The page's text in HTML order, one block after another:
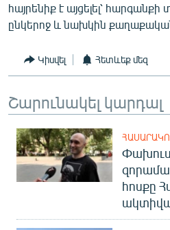
ՀԵՏԵՎԵՔ ՄԵԶ
«Ազատության» բոլոր կայքերը
հայրենիք է այցելել՝ հարգանքի
ընկերոջ և նախկին
Կիսվել Հետևեք մեզ
Շարունակել կարդալ
հոսքը